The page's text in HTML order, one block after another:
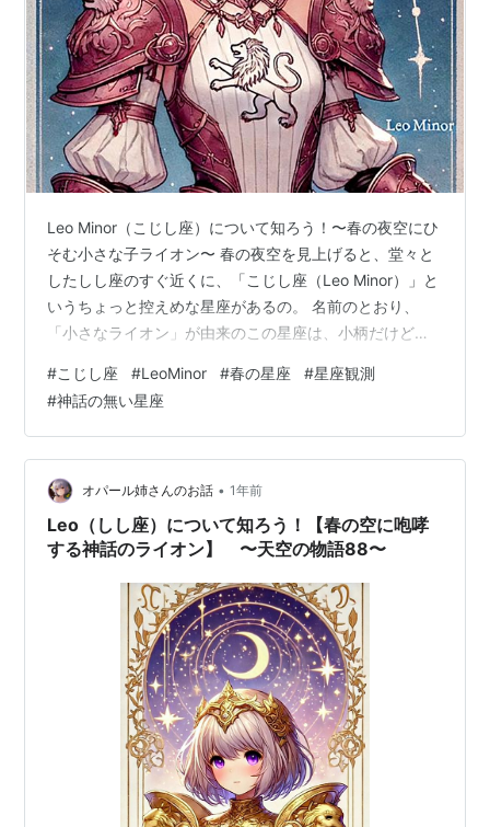
Leo Minor（こじし座）について知ろう！〜春の夜空にひ
そむ小さな子ライオン〜 春の夜空を見上げると、堂々と
したしし座のすぐ近くに、「こじし座（Leo Minor）」と
いうちょっと控えめな星座があるの。 名前のとおり、
「小さなライオン」が由来のこの星座は、小柄だけど個
のコツ、豆知識までたっぷり紹介してあげるわ！ 目次 1.
こじし座の基本情報 2. 特徴的な星や天体 3. 観測のコツ
4. 神話・ストーリー 5. 黄道十二星座との関連（占星術）
6. こじし座の写真やイラスト 7. 星座に関連するイベント
8. 豆知識やトリビア 9. ま…
#こじし座 #LeoMinor #春の星座 #星座観測
#神話の無い星座
オパール姉さんのお話 • 1年前
Leo（しし座）について知ろう！【春の空に咆哮
する神話のライオン】 〜天空の物語88〜